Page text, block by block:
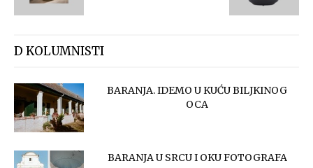
D KOLUMNISTI
BARANJA. IDEMO U KUĆU BILJKINOG
OCA
BARANJA U SRCU I OKU FOTOGRAFA